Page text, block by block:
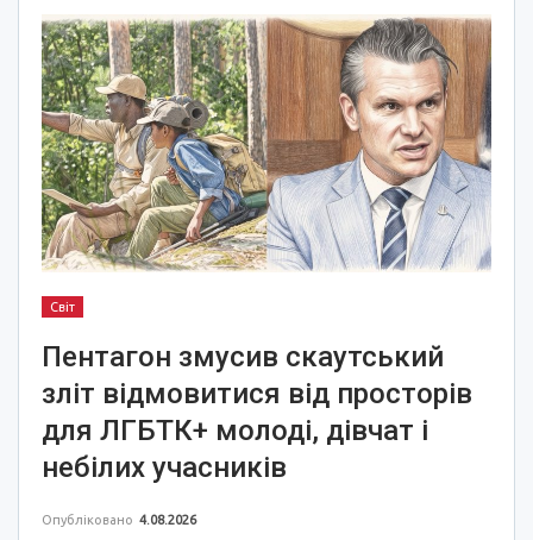
Світ
Пентагон змусив скаутський
зліт відмовитися від просторів
для ЛГБТК+ молоді, дівчат і
небілих учасників
Опубліковано 4.08.2026